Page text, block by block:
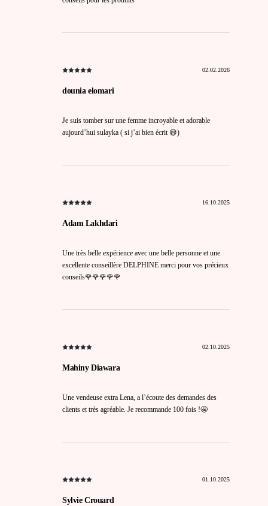
02.02.2026
dounia elomari
Je suis tomber sur une femme incroyable et adorable
aujourd’hui sulayka ( si j’ai bien écrit 😅)
16.10.2025
Adam Lakhdari
Une très belle expérience avec une belle personne et une
excellente conseillère DELPHINE merci pour vos précieux
conseils🌹🌹🌹🌹🌹
02.10.2025
Mahiny Diawara
Une vendeuse extra Lena, a l’écoute des demandes des
clients et très agréable. Je recommande 100 fois !🤩
01.10.2025
Sylvie Crouard